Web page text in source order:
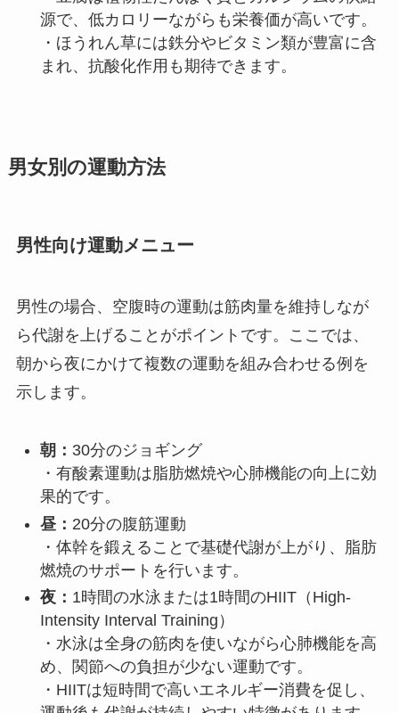
源で、低カロリーながらも栄養価が高いです。
・ほうれん草には鉄分やビタミン類が豊富に含
まれ、抗酸化作用も期待できます。
男女別の運動方法
男性向け運動メニュー
男性の場合、空腹時の運動は筋肉量を維持しなが
ら代謝を上げることがポイントです。ここでは、
朝から夜にかけて複数の運動を組み合わせる例を
示します。
朝： 30分のジョギング
・有酸素運動は脂肪燃焼や心肺機能の向上に効
果的です。
昼： 20分の腹筋運動
・体幹を鍛えることで基礎代謝が上がり、脂肪
燃焼のサポートを行います。
夜： 1時間の水泳または1時間のHIIT（High-
Intensity Interval Training）
・水泳は全身の筋肉を使いながら心肺機能を高
め、関節への負担が少ない運動です。
・HIITは短時間で高いエネルギー消費を促し、